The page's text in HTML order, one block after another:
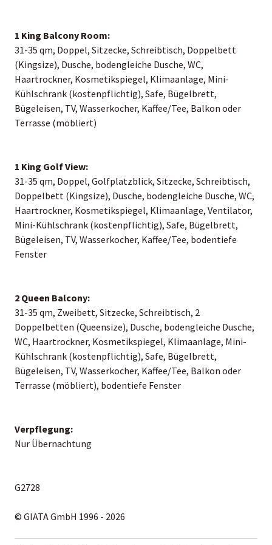
1 King Balcony Room:
31-35 qm, Doppel, Sitzecke, Schreibtisch, Doppelbett
(Kingsize), Dusche, bodengleiche Dusche, WC,
Haartrockner, Kosmetikspiegel, Klimaanlage, Mini-
Kühlschrank (kostenpflichtig), Safe, Bügelbrett,
Bügeleisen, TV, Wasserkocher, Kaffee/Tee, Balkon oder
Terrasse (möbliert)
1 King Golf View:
31-35 qm, Doppel, Golfplatzblick, Sitzecke, Schreibtisch,
Doppelbett (Kingsize), Dusche, bodengleiche Dusche, WC,
Haartrockner, Kosmetikspiegel, Klimaanlage, Ventilator,
Mini-Kühlschrank (kostenpflichtig), Safe, Bügelbrett,
Bügeleisen, TV, Wasserkocher, Kaffee/Tee, bodentiefe
Fenster
2 Queen Balcony:
31-35 qm, Zweibett, Sitzecke, Schreibtisch, 2
Doppelbetten (Queensize), Dusche, bodengleiche Dusche,
WC, Haartrockner, Kosmetikspiegel, Klimaanlage, Mini-
Kühlschrank (kostenpflichtig), Safe, Bügelbrett,
Bügeleisen, TV, Wasserkocher, Kaffee/Tee, Balkon oder
Terrasse (möbliert), bodentiefe Fenster
Verpflegung:
Nur Übernachtung
G2728
© GIATA GmbH 1996 - 2026